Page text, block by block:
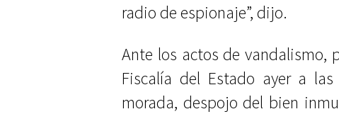
radio de espionaje”, dijo.
Ante los actos de vandalismo,
Fiscalía del Estado ayer a
morada, despojo del bien